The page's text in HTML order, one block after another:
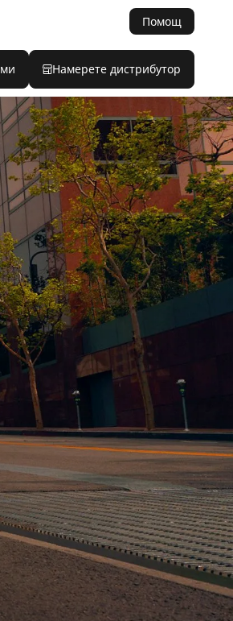
Помощ
Намерете дистрибутор